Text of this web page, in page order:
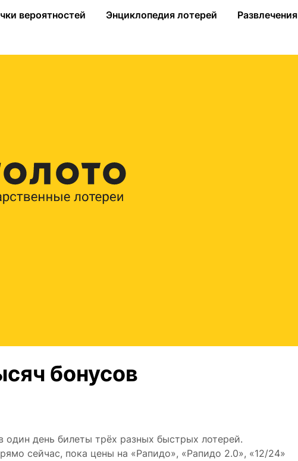
вероятностей Энциклопедия лотерей Развлечения
бонусов
один день билеты трёх разных быстрых лотерей.
сейчас, пока цены на «Рапидо», «Рапидо 2.0», «12/24»